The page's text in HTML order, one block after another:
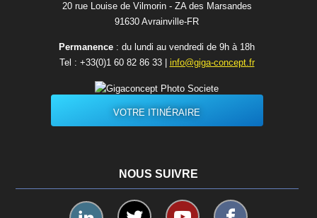
20 rue Louise de Vilmorin - ZA des Marsandes
91630 Avrainvilleㅤ-ㅤFR
Permanence : du lundi au vendredi de 9h à 18h
Tel : +33(0)1 60 82 86 33| info@giga-concept.fr
VOTRE ITINÉRAIRE
NOUS SUIVRE